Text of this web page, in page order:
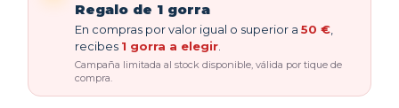
Regalo de 1 gorra
En compras por valor igual o superior a 50 €
recibes 1 gorra a elegir
Campaña limitada al stock disponible, válida por tique de
compra.